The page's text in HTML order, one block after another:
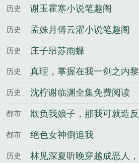
月傅云濯全文完整版
历史 谢玉霍寒小说笔趣阁
历史 孟姝月傅云濯小说笔趣阁
历史 庄子昂苏雨蝶
历史
真理，掌握在我一剑之内黎
扶不妄全文完整版
历史 沈柠谢临渊全集免费阅读
都市
欺负我娘子，那我可就造反
了
都市 绝色女神倒追我
历史
林见深夏听晚穿越成恶人，